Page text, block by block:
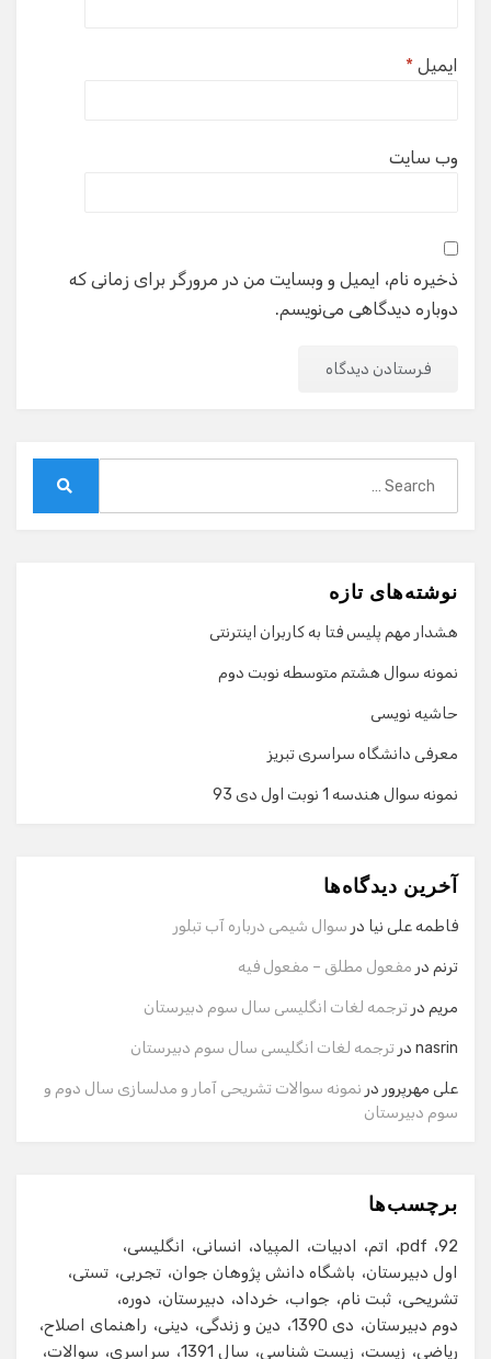
ایمیل *
وب‌ سایت
ذخیره نام، ایمیل و وبسایت من در مرورگر برای زمانی که
دوباره دیدگاهی می‌نویسم.
نوشته‌های تازه
هشدار مهم پلیس فتا به کاربران اینترنتی
نمونه سوال هشتم متوسطه نوبت دوم
حاشیه نویسی
معرفی دانشگاه سراسری تبریز
نمونه سوال هندسه 1 نوبت اول دی 93
آخرین دیدگاه‌ها
فاطمه علی نیا در سوال شیمی درباره آب تبلور
ترنم در مفعول مطلق – مفعول فیه
مریم در ترجمه لغات انگلیسی سال سوم دبیرستان
nasrin در ترجمه لغات انگلیسی سال سوم دبیرستان
علی مهرپرور در نمونه سوالات تشریحی آمار و مدلسازی سال دوم و
سوم دبیرستان
برچسب‌ها
92
pdf اتم ادبیات المپیاد انسانی
انگلیسی
اول دبیرستان
باشگاه دانش پژوهان جوان تجربی تستی
تشریحی ثبت نام جواب خرداد دبیرستان
دوره
دوم دبیرستان
دی 1390 دین و زندگی دینی
راهنمای اصلاح
ریاضی
زیست زیست شناسی سال 1391 سراسری سوالات
گفت‌وگو با دستیار هوشمند
سلام! برای شروع گفت‌وگو لطفاً شماره تماس یا ایمیل خود را
وارد کنید.
ایمیل